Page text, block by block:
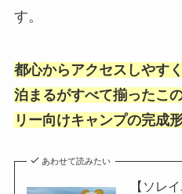
す。
都心からアクセスしやすく
泊まるがすべて揃ったこ
リー向けキャンプの完成
あわせて読みたい
【ソレ